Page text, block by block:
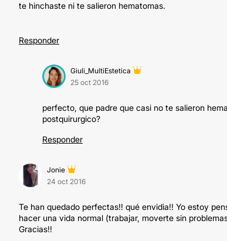
te hinchaste ni te salieron hematomas.
Responder
Giuli_MultiEstetica
25 oct 2016
perfecto, que padre que casi no te salieron
postquirurgico?
Responder
Jonie
24 oct 2016
Te han quedado perfectas!! qué envidia!! Yo estoy
hacer una vida normal (trabajar, moverte sin
Gracias!!